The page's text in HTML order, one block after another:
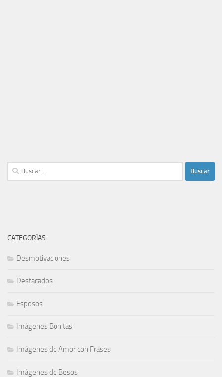
Buscar:
CATEGORÍAS
Desmotivaciones
Destacados
Esposos
Imágenes Bonitas
Imágenes de Amor con Frases
Imágenes de Besos